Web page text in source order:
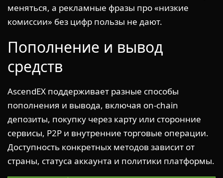
меняться, а рекламные фразы про «низкие
комиссии» без цифр пользы не дают.
Пополнение и вывод
средств
AscendEX поддерживает разные способы
пополнения и вывода, включая on-chain
депозиты, покупку через карту или сторонние
сервисы, P2P и внутренние торговые операции.
Доступность конкретных методов зависит от
страны, статуса аккаунта и политики платформы.